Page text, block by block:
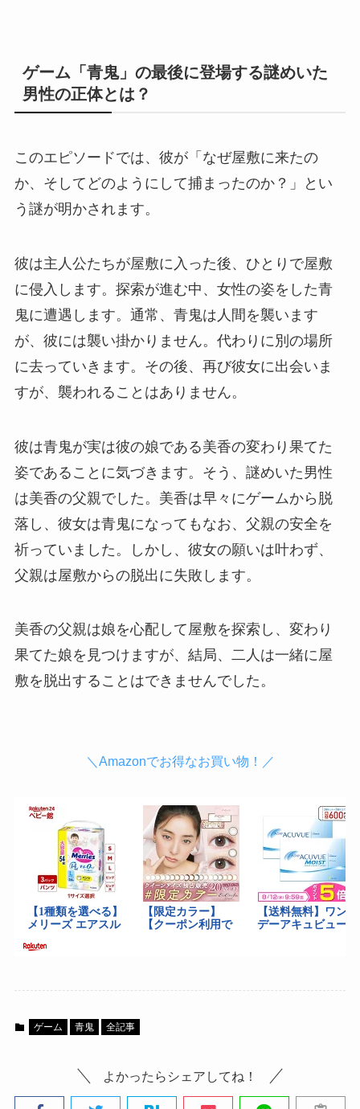
ゲーム「青鬼」の最後に登場する謎めいた
男性の正体とは？
このエピソードでは、彼が「なぜ屋敷に来たの
か、そしてどのようにして捕まったのか？」とい
う謎が明かされます。
彼は主人公たちが屋敷に入った後、ひとりで屋敷
に侵入します。探索が進む中、女性の姿をした青
鬼に遭遇します。通常、青鬼は人間を襲います
が、彼には襲い掛かりません。代わりに別の場所
に去っていきます。その後、再び彼女に出会いま
すが、襲われることはありません。
彼は青鬼が実は彼の娘である美香の変わり果てた
姿であることに気づきます。そう、謎めいた男性
は美香の父親でした。美香は早々にゲームから脱
落し、彼女は青鬼になってもなお、父親の安全を
祈っていました。しかし、彼女の願いは叶わず、
父親は屋敷からの脱出に失敗します。
美香の父親は娘を心配して屋敷を探索し、変わり
果てた娘を見つけますが、結局、二人は一緒に屋
敷を脱出することはできませんでした。
＼Amazonでお得なお買い物！／
ゲーム 青鬼 全記事
よかったらシェアしてね！